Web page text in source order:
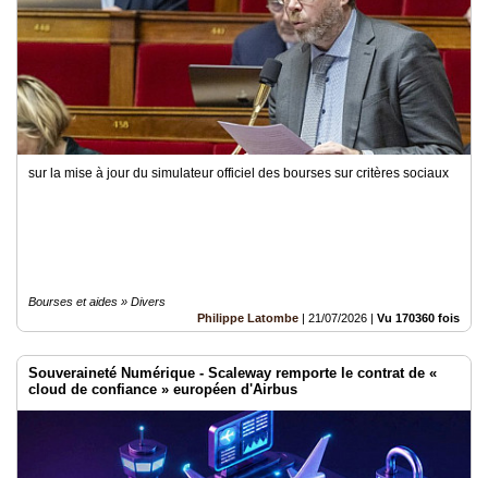
sur la mise à jour du simulateur officiel des bourses sur critères sociaux
Bourses et aides » Divers
Philippe Latombe | 21/07/2026 | Vu 170360 fois
Souveraineté Numérique - Scaleway remporte le contrat de «
cloud de confiance » européen d'Airbus